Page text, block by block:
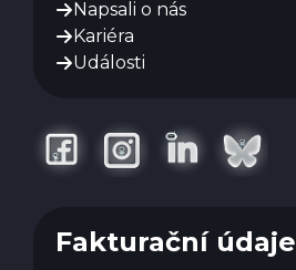
Napsali o nás
Kariéra
Události
Fakturační údaje